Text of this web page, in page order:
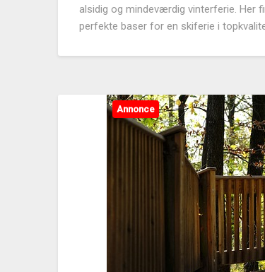
alsidig og mindeværdig vinterferie. Her
perfekte baser for en skiferie i
Annonce